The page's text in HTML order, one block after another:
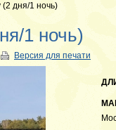
дня/1 ночь)
1 ночь)
Версия для печати